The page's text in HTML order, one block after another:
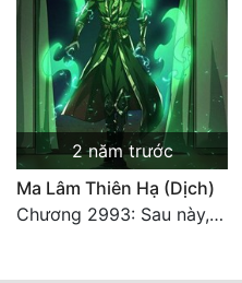
2 năm trước
Ma Lâm Thiên Hạ (Dịch)
Chương 2993: Sau này, ta sẽ ăn món vịt quay (Đại Kết Cục)